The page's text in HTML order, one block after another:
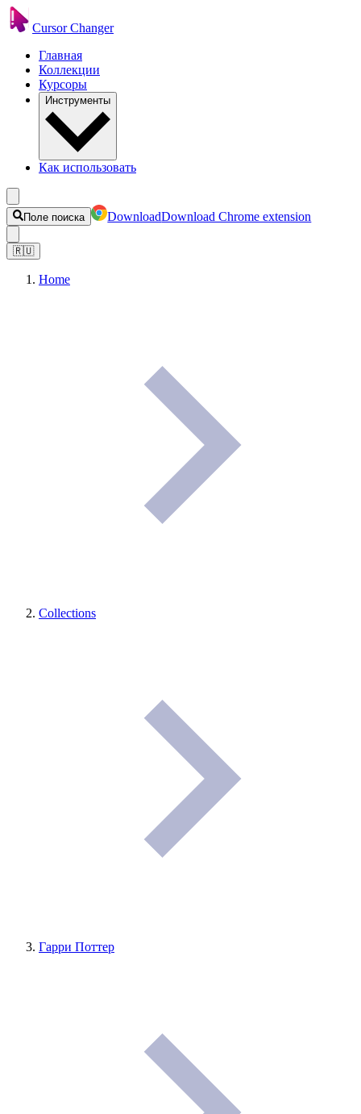
Cursor Changer
Главная
Коллекции
Курсоры
Инструменты
Как использовать
Поле поиска DownloadDownload Chrome extension
🇷🇺
Home
Collections
Гарри Поттер